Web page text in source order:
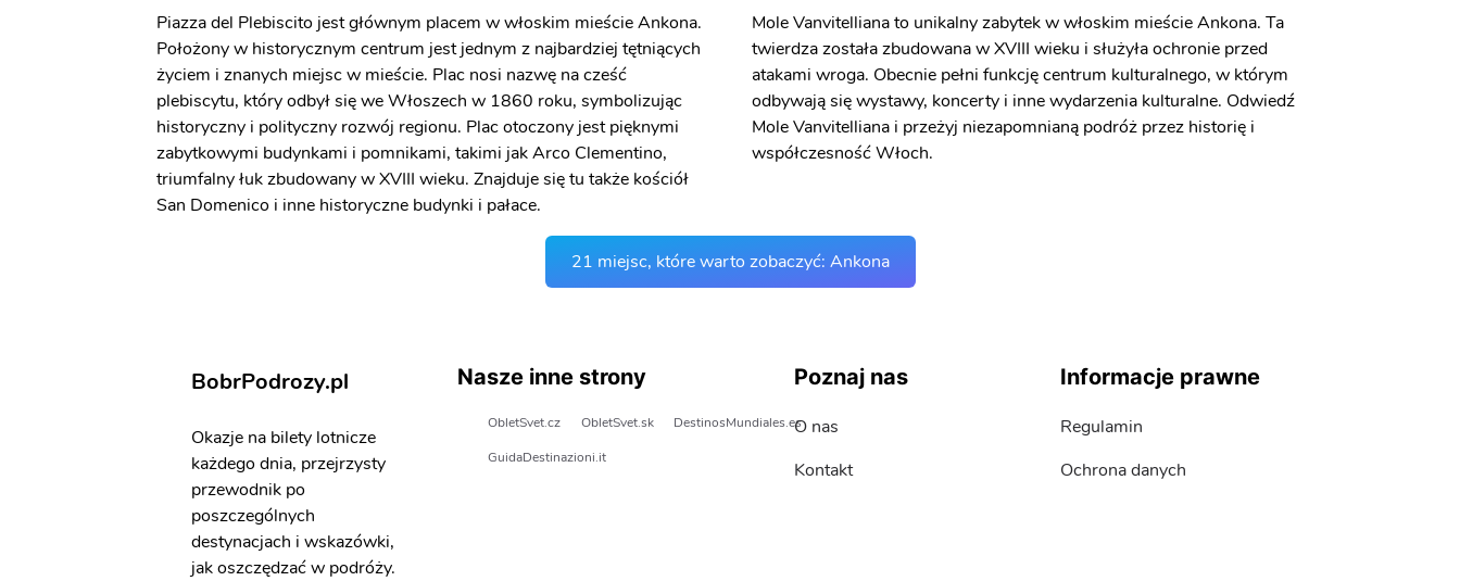
Piazza del Plebiscito jest głównym placem w włoskim mieście Ankona.
Położony w historycznym centrum jest jednym z najbardziej tętniących
życiem i znanych miejsc w mieście. Plac nosi nazwę na cześć
plebiscytu, który odbył się we Włoszech w 1860 roku, symbolizując
historyczny i polityczny rozwój regionu. Plac otoczony jest pięknymi
zabytkowymi budynkami i pomnikami, takimi jak Arco Clementino,
triumfalny łuk zbudowany w XVIII wieku. Znajduje się tu także kościół
San Domenico i inne historyczne budynki i pałace.
Mole Vanvitelliana to unikalny zabytek w włoskim mieście Ankona. Ta
twierdza została zbudowana w XVIII wieku i służyła ochronie przed
atakami wroga. Obecnie pełni funkcję centrum kulturalnego, w którym
odbywają się wystawy, koncerty i inne wydarzenia kulturalne. Odwiedź
Mole Vanvitelliana i przeżyj niezapomnianą podróż przez historię i
współczesność Włoch.
21 miejsc, które warto zobaczyć: Ankona
BobrPodrozy.pl
Okazje na bilety lotnicze
każdego dnia, przejrzysty
przewodnik po
poszczególnych
destynacjach i wskazówki,
jak oszczędzać w podróży.
Nasze inne strony
ObletSvet.cz ObletSvet.sk
DestinosMundiales.es
GuidaDestinazioni.it
Poznaj nas
O nas
Kontakt
Informacje prawne
Regulamin
Ochrona danych